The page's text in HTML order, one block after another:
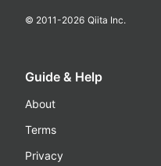
© 2011-2026 Qiita Inc.
Guide & Help
About
Terms
Privacy